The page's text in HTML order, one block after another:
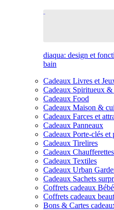
diaqua: design et
bain
Cadeaux Livres et
Cadeaux Spiritueux &
Cadeaux Food
Cadeaux Maison &
Cadeaux Farces et
Cadeaux Panneaux
Cadeaux Porte-clés et
Cadeaux Tirelires
Cadeaux Chaufferettes
Cadeaux Textiles
Cadeaux Urban
Cadeaux Sachets
Coffrets cadeaux Bébé
Coffrets cadeaux
Bons & Cartes